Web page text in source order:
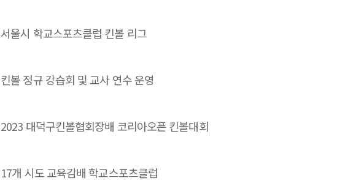
서울시 학교스포츠클럽 킨볼 리그
킨볼 정규 강습회 및 교사 연수 운영
2023 대덕구킨볼협회장배 코리아오픈 킨볼대회
17개 시도 교육감배 학교스포츠클럽